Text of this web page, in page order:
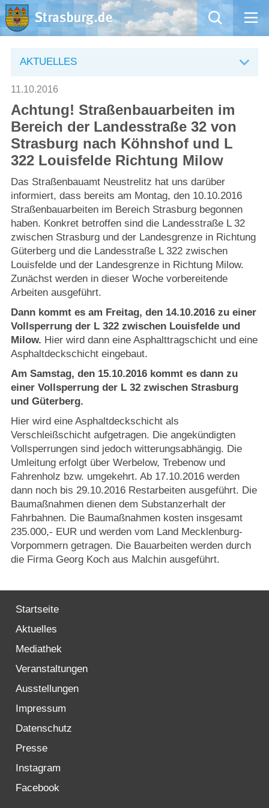
Aktuelles
Rathaus
Natur – Kultur – Tourismus
Wirtschaft
Willkommen in Strasburg (Uckermark)
Strasburger Ehrenamtspreis „SBG“
Welcome to Strasburg (Uckermark)
Ласкаво просимо до Штрасбурга (Уккермарк)
مرحبًا بكم في شتراسبورغ (أوكرمارك)
Bine ați venit în Strasburg (Uckermark)
Online-Bewerbungen
Sprache/Language
AKTUELLES
11.10.2016
Achtung! Straßenbauarbeiten im
Bereich der Landesstraße 32 von
Strasburg nach Köhnshof und L
322 Louisfelde Richtung Milow
Das Straßenbauamt Neustrelitz hat uns darüber
informiert, dass bereits am Montag, den 10.10.2016
Straßenbauarbeiten im Bereich Strasburg begonnen
haben. Konkret betroffen sind die Landesstraße L 32
zwischen Strasburg und der Landesgrenze in Richtung
Güterberg und die Landesstraße L 322 zwischen
Louisfelde und der Landesgrenze in Richtung Milow.
Zunächst werden in dieser Woche vorbereitende
Arbeiten ausgeführt.
Dann kommt es am Freitag, den 14.10.2016 zu einer
Vollsperrung der L 322 zwischen Louisfelde und
Milow. Hier wird dann eine Asphalttragschicht und eine
Asphaltdeckschicht eingebaut.
Am Samstag, den 15.10.2016 kommt es dann zu
einer Vollsperrung der L 32 zwischen Strasburg
und Güterberg.
Hier wird eine Asphaltdeckschicht als
Verschleißschicht aufgetragen. Die angekündigten
Vollsperrungen sind jedoch witterungsabhängig. Die
Umleitung erfolgt über Werbelow, Trebenow und
Fahrenholz bzw. umgekehrt. Ab 17.10.2016 werden
dann noch bis 29.10.2016 Restarbeiten ausgeführt. Die
Baumaßnahmen dienen dem Substanzerhalt der
Fahrbahnen. Die Baumaßnahmen kosten insgesamt
235.000,- EUR und werden vom Land Mecklenburg-
Vorpommern getragen. Die Bauarbeiten werden durch
die Firma Georg Koch aus Malchin ausgeführt.
Startseite
Aktuelles
Mediathek
Veranstaltungen
Ausstellungen
Impressum
Datenschutz
Presse
Instagram
Facebook